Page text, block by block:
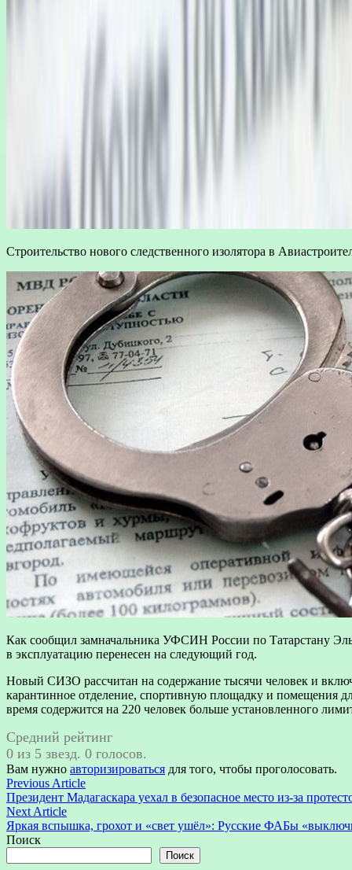
Строительство нового следственного изолятора в
Как сообщил замначальника УФСИН России по Татарстану
в эксплуатацию перенесен на следующий год.
Новый СИЗО рассчитан на содержание тысячи человек и
карантинное отделение, спортивную площадку и помещения
время содержится на 220 человек больше установленного
Средний рейтинг
0 из 5 звезд. 0 голосов.
Вам нужно авторизироваться для того, чтобы проголосовать.
Навигация
по
записям
Previous ArticlePrevious
article:
Президент Мадагаскара уехал в безопасное место из-за
Next ArticleNext
article:
Яркая вспышка, грохот и «свет ушёл»: Русские ФАБы
Поиск
Поиск